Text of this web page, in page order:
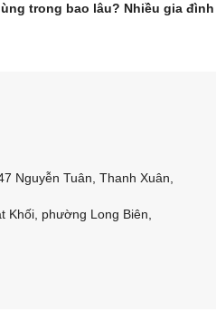
trong bao lâu? Nhiều gia
Nguyễn Tuân, Thanh Xuân,
Khối, phường Long Biên,